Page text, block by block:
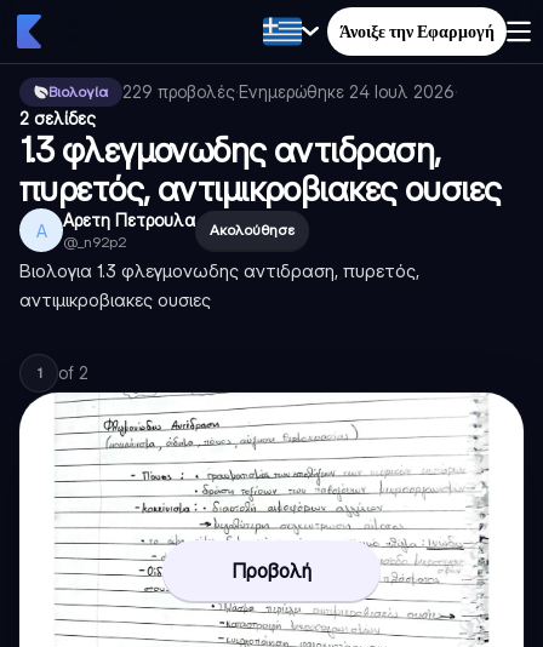
Άνοιξε την Εφαρμογή
Βιολογία 229 προβολές·Ενημερώθηκε 24 Ιουλ 2026·
2 σελίδες
1.3 φλεγμονωδης αντιδραση,
πυρετός, αντιμικροβιακες ουσιες
Α Αρετη Πετρουλα
@ _n92p2
Ακολούθησε
Βιολογια 1.3 φλεγμονωδης αντιδραση, πυρετός,
αντιμικροβιακες ουσιες
1 of 2
Προβολή